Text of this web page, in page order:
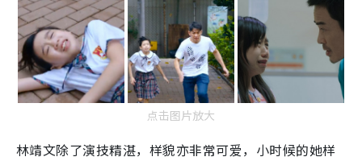
点击图片放大
林靖文除了演技精湛，样貌亦非常可爱，小时候的她样